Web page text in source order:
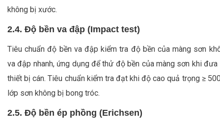
không bị xước.
2.4. Độ bền va đập (Impact test)
Tiêu chuẩn độ bền va đập kiểm tra độ bền của màng sơn
va đập nhanh, ứng dụng để thử độ bền của màng sơn khi đưa
thiết bị cán. Tiêu chuẩn kiểm tra đạt khi độ cao quả trọng ≥
lớp sơn không bị bong tróc.
2.5. Độ bền ép phồng (Erichsen)